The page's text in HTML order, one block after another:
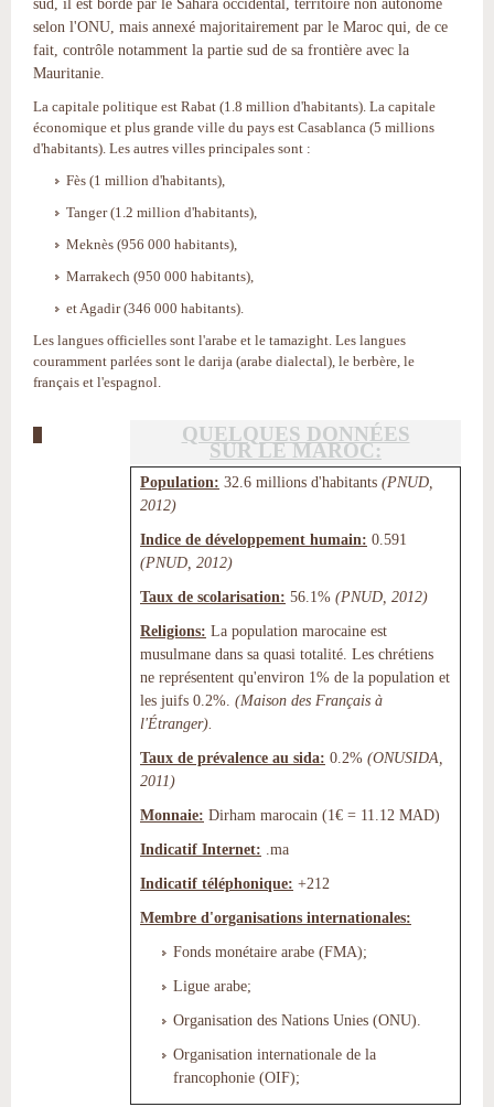
selon l'ONU, mais annexé majoritairement par le Maroc qui, de ce
fait, contrôle notamment la partie sud de sa frontière avec la
Mauritanie.
La capitale politique est Rabat (1.8 million d'habitants). La capitale
économique et plus grande ville du pays est Casablanca (5 millions
d'habitants). Les autres villes principales sont :
Fès (1 million d'habitants),
Tanger (1.2 million d'habitants),
Meknès (956 000 habitants),
Marrakech (950 000 habitants),
et Agadir (346 000 habitants).
Les langues officielles sont l'arabe et le tamazight. Les langues
couramment parlées sont le darija (arabe dialectal), le berbère, le
français et l'espagnol.
QUELQUES DONNÉES
SUR LE MAROC:
Population: 32.6 millions d'habitants (PNUD,
2012)
Indice de développement humain: 0.591
(PNUD, 2012)
Taux de scolarisation: 56.1% (PNUD, 2012)
Religions: La population marocaine est
musulmane dans sa quasi totalité. Les chrétiens
ne représentent qu'environ 1% de la population et
les juifs 0.2%. (Maison des Français à
l'Étranger).
Taux de prévalence au sida: 0.2% (ONUSIDA,
2011)
Monnaie: Dirham marocain (1€ = 11.12 MAD)
Indicatif Internet: .ma
Indicatif téléphonique: +212
Membre d'organisations internationales:
Fonds monétaire arabe (FMA);
Ligue arabe;
Organisation des Nations Unies (ONU).
Organisation internationale de la
francophonie (OIF);